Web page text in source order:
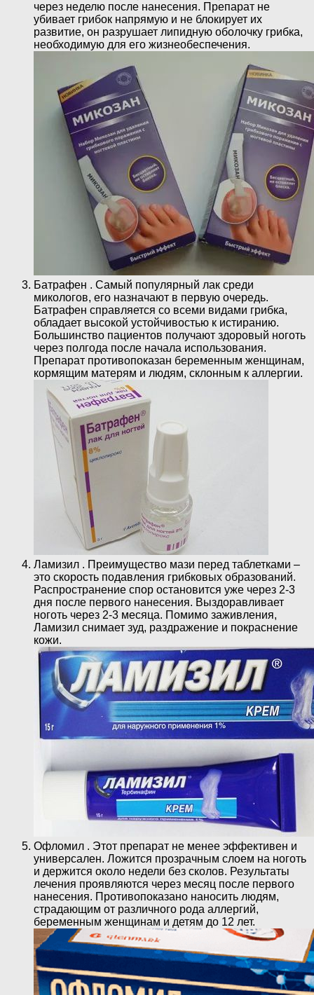
через неделю после нанесения. Препарат не
убивает грибок напрямую и не блокирует их
развитие, он разрушает липидную оболочку грибка,
необходимую для его жизнеобеспечения.
Батрафен . Самый популярный лак среди
микологов, его назначают в первую очередь.
Батрафен справляется со всеми видами грибка,
обладает высокой устойчивостью к истиранию.
Большинство пациентов получают здоровый ноготь
через полгода после начала использования.
Препарат противопоказан беременным женщинам,
кормящим матерям и людям, склонным к аллергии.
Ламизил . Преимущество мази перед таблетками –
это скорость подавления грибковых образований.
Распространение спор остановится уже через 2-3
дня после первого нанесения. Выздоравливает
ноготь через 2-3 месяца. Помимо заживления,
Ламизил снимает зуд, раздражение и покраснение
кожи.
Офломил . Этот препарат не менее эффективен и
универсален. Ложится прозрачным слоем на ноготь
и держится около недели без сколов. Результаты
лечения проявляются через месяц после первого
нанесения. Противопоказано наносить людям,
страдающим от различного рода аллергий,
беременным женщинам и детям до 12 лет.